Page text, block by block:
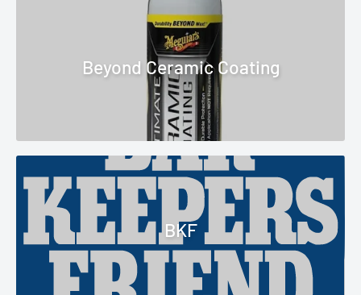
Beyond Ceramic Coating
BKF
Se requiere iniciar sesión